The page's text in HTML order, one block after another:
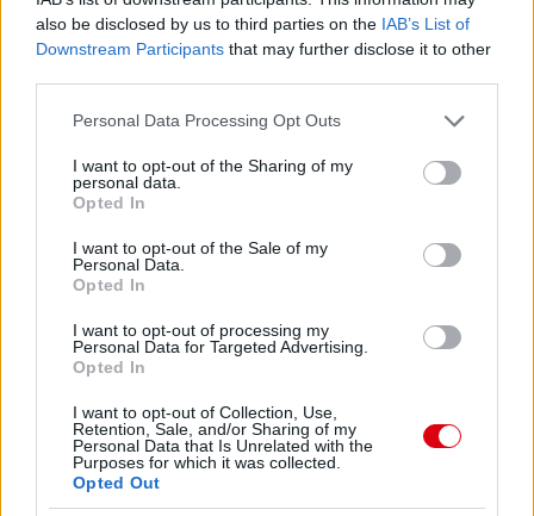
also be disclosed by us to third parties on the IAB’s List of
Downstream Participants that may further disclose it to other
Please note that this website/app uses one or more Google
not limited to your visit or usage behaviour. You may click to
grant or deny consent to Google and its third-party tags to
use your data for below specified purposes in below Google
consent section.
Personal Data Processing Opt Outs
I want to opt-out of the Sharing of my
personal data.
Opted In
I want to opt-out of the Sale of my
Personal Data.
Opted In
I want to opt-out of processing my
Personal Data for Targeted Advertising.
Opted In
I want to opt-out of Collection, Use,
Retention, Sale, and/or Sharing of my
Personal Data that Is Unrelated with the
Purposes for which it was collected.
Opted Out
LINGARD KÉPVISELŐI MÁS